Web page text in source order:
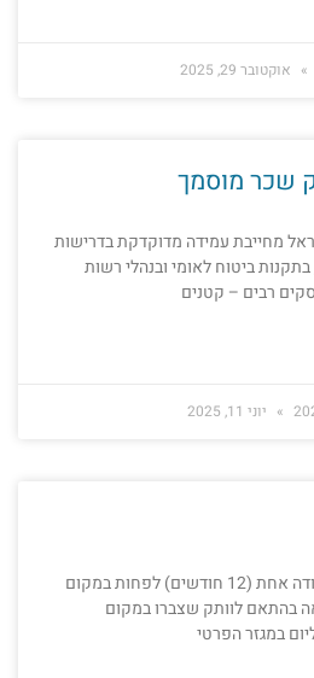
אוקטובר 29, 2025
שכר מוסמך
מחייבת עמידה מדוקדקת בדרישות
בתקנות ביטוח לאומי ובנהלי רשות
רבים – קטנים
יוני 11, 2025
עובדים שהשלימו שנת עבודה אחת (12 חודשים) לפחות במקום
בהתאם לוותק שצברו במקום